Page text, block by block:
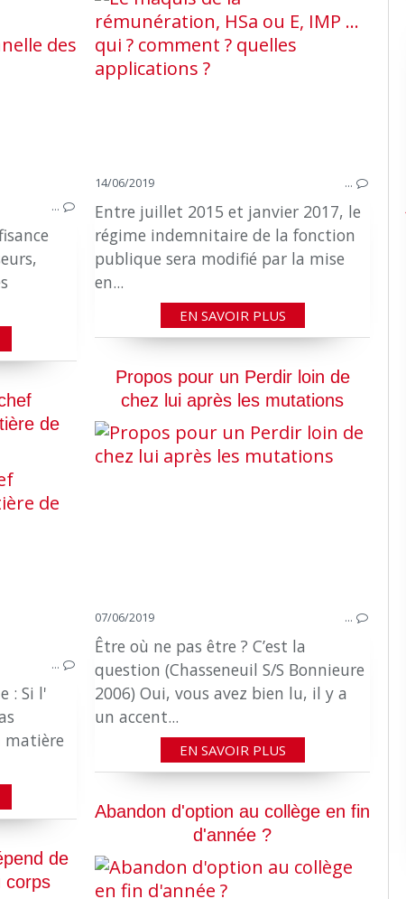
14/06/2019 …
Entre juillet 2015 et janvier 2017, le
régime indemnitaire de la fonction
publique sera modifié par la mise
en...
EN SAVOIR PLUS
LES OBLIGATIONS DU PERDIR
…
Propos pour un Perdir loin de
chez lui après les mutations
07/06/2019 …
Être où ne pas être ? C’est la
question (Chasseneuil S/S Bonnieure
2006) Oui, vous avez bien lu, il y a
un accent...
EN SAVOIR PLUS
de
…
: Si l'
matière
Abandon d'option au collège en fin
d'année ?
de
corps